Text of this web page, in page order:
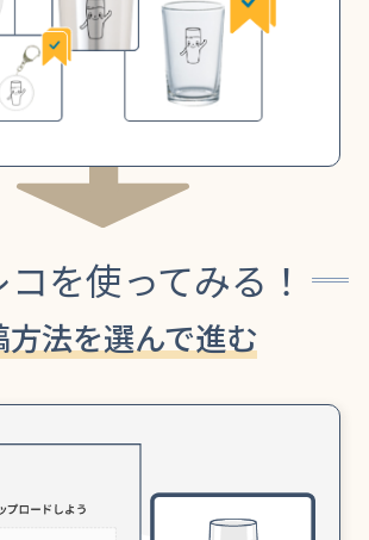
を使ってみる！
方法を選んで進む